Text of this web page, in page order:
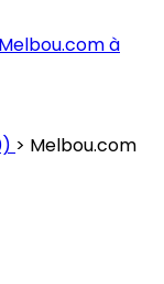
à
> Melbou.com